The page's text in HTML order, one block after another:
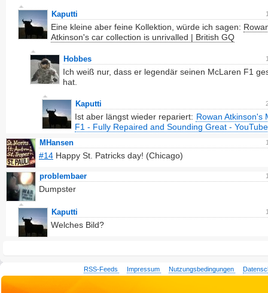
Kaputti
Eine kleine aber feine Kollektion, würde ich sagen:
Atkinson's car collection is unrivalled | British GQ
Hobbes
Ich weiß nur, dass er legendär seinen McLaren F1
hat.
Kaputti
Ist aber längst wieder repariert: Rowan Atkinson's
F1 - Fully Repaired and Sounding Great - YouTube
MHansen
#14 Happy St. Patricks day! (Chicago)
problembaer
Dumpster
Kaputti
Welches Bild?
RSS-Feeds Impressum Nutzungsbedingungen